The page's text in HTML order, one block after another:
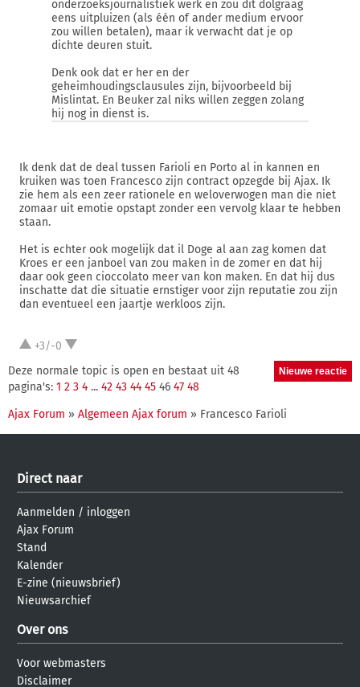
onderzoeksjournalistiek werk en zou dit dolgraag
eens uitpluizen (als één of ander medium ervoor
zou willen betalen), maar ik verwacht dat je op
dichte deuren stuit.
Denk ook dat er her en der
geheimhoudingsclausules zijn, bijvoorbeeld bij
Mislintat. En Beuker zal niks willen zeggen zolang
hij nog in dienst is.
Ik denk dat de deal tussen Farioli en Porto al in kannen en
kruiken was toen Francesco zijn contract opzegde bij Ajax. Ik
zie hem als een zeer rationele en weloverwogen man die niet
zomaar uit emotie opstapt zonder een vervolg klaar te hebben
staan.
Het is echter ook mogelijk dat il Doge al aan zag komen dat
Kroes er een janboel van zou maken in de zomer en dat hij
daar ook geen cioccolato meer van kon maken. En dat hij dus
inschatte dat die situatie ernstiger voor zijn reputatie zou zijn
dan eventueel een jaartje werkloos zijn.
+3/-0
Deze normale topic is open en bestaat uit 48
pagina's: 1 2 3 4 ... 42 43 44 45 46 47 48
Ajax Forum » Algemeen Ajax forum » Francesco Farioli
Direct naar
Aanmelden / inloggen
Ajax Forum
Stand
Kalender
E-zine (nieuwsbrief)
Nieuwsarchief
Over ons
Voor webmasters
Disclaimer